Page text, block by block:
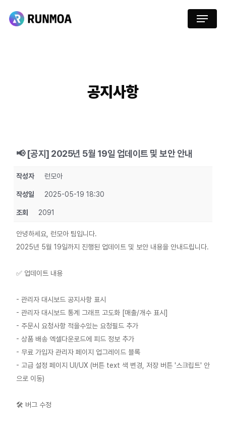
Menu
공지사항
📢 [공지] 2025년 5월 19일 업데이트 및 보안 안내
작성자 런모아
작성일 2025-05-19 18:30
조회 2091
안녕하세요, 런모아 팀입니다.
2025년 5월 19일까지 진행된 업데이트 및 보안 내용을 안내드립니다.
✅ 업데이트 내용
- 관리자 대시보드 공지사항 표시
- 관리자 대시보드 통계 그래프 고도화 [매출/개수 표시]
- 주문시 요청사항 적을수있는 요청필드 추가
- 상품 배송 엑셀다운로드에 피드 정보 추가
- 무료 가입자 관리자 페이지 업그레이드 블록
- 고급 설정 페이지 UI/UX (버튼 text 색 변경, 저장 버튼 '스크립트' 안
으로 이동)
🛠 버그 수정